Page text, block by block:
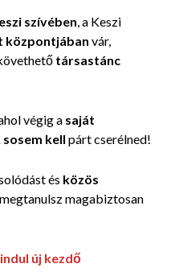
szívében, a Keszi
központjában vár,
társastánc
végig a saját
sosem kell párt cserélned!
és közös
magabiztosan
új kezdő